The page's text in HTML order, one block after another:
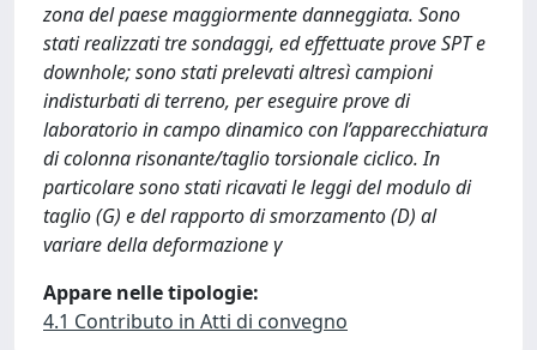
zona del paese maggiormente danneggiata. Sono
stati realizzati tre sondaggi, ed effettuate prove SPT e
downhole; sono stati prelevati altresì campioni
indisturbati di terreno, per eseguire prove di
laboratorio in campo dinamico con l’apparecchiatura
di colonna risonante/taglio torsionale ciclico. In
particolare sono stati ricavati le leggi del modulo di
taglio (G) e del rapporto di smorzamento (D) al
variare della deformazione γ
Appare nelle tipologie:
4.1 Contributo in Atti di convegno